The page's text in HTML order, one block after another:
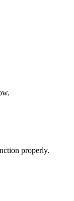
properly.